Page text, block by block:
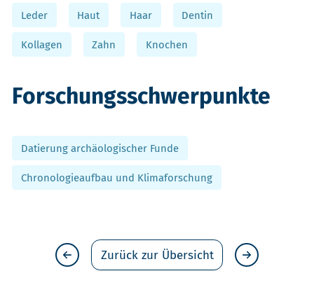
Leder Haut Haar Dentin
Kollagen Zahn Knochen
Forschungsschwerpunkte
Datierung archäologischer Funde
Chronologieaufbau und Klimaforschung
Zurück zur Übersicht